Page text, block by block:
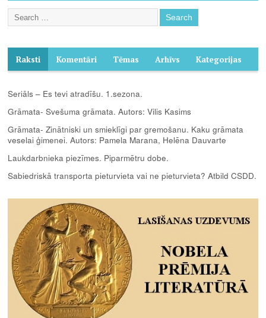
Raksti Komentāri Tēmas Arhīvs Kategorijas
Seriāls – Es tevi atradīšu. 1.sezona.
Grāmata- Svešuma grāmata. Autors: Vilis Kasims
Grāmata- Zinātniski un smieklīgi par gremošanu. Kaku grāmata
veselai ģimenei. Autors: Pamela Marana, Helēna Dauvarte
Laukdarbnieka piezīmes. Piparmētru dobe.
Sabiedriskā transporta pieturvieta vai ne pieturvieta? Atbild CSDD.